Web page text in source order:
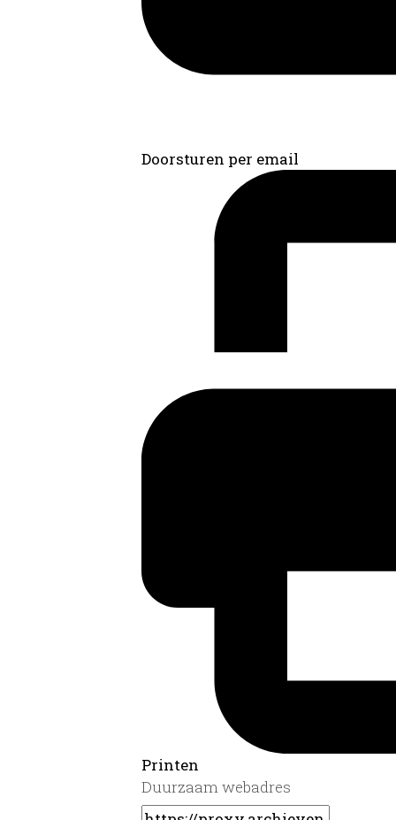
Doorsturen per email
Printen
Duurzaam webadres